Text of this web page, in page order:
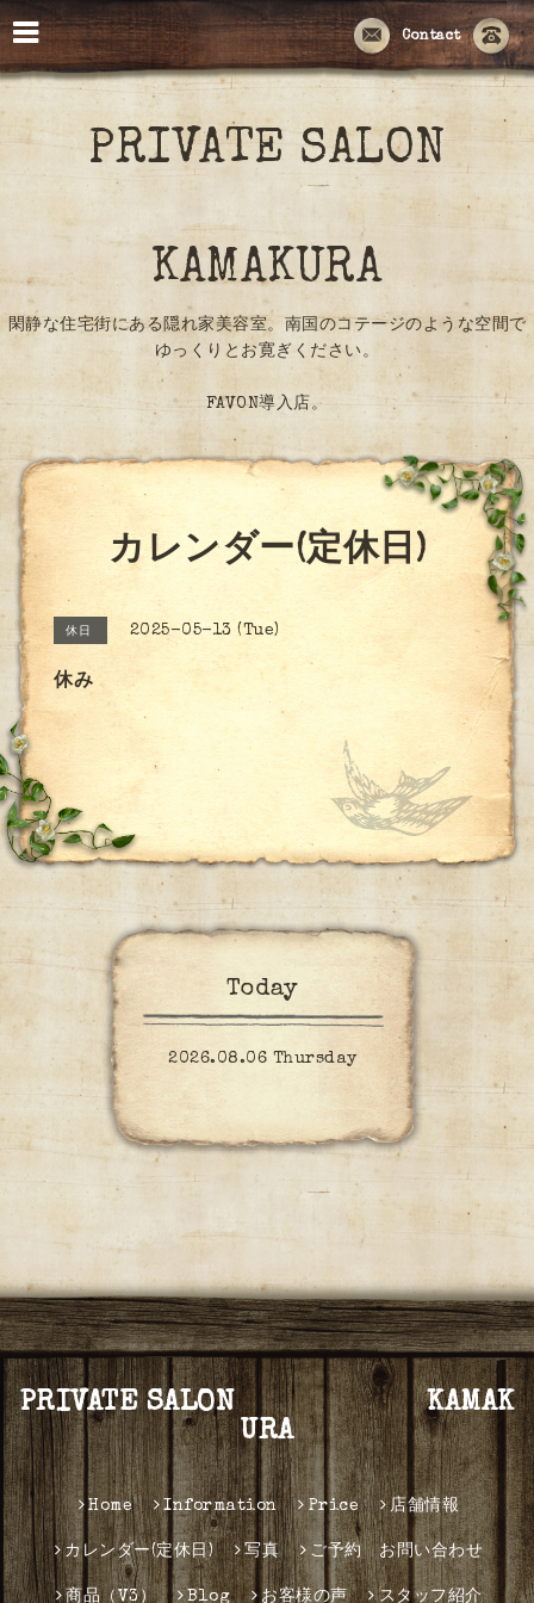
Contact
PRIVATE SALON
KAMAKURA
閑静な住宅街にある隠れ家美容室。南国のコテージのような空間で
ゆっくりとお寛ぎください。
FAVON導入店。
カレンダー(定休日)
休日 2025-05-13 (Tue)
休み
Today
2026.08.06 Thursday
PRIVATE SALON KAMAK
URA
Home Information Price 店舗情報
カレンダー(定休日) 写真 ご予約 お問い合わせ
商品（V3） Blog お客様の声 スタッフ紹介